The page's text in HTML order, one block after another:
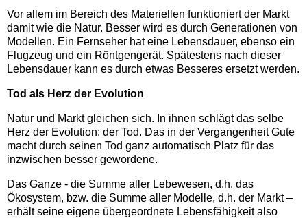
Vor allem im Bereich des Materiellen funktioniert der Markt
damit wie die Natur. Besser wird es durch Generationen von
Modellen. Ein Fernseher hat eine Lebensdauer, ebenso ein
Flugzeug und ein Röntgengerät. Spätestens nach dieser
Lebensdauer kann es durch etwas Besseres ersetzt werden.
Tod als Herz der Evolution
Natur und Markt gleichen sich. In ihnen schlägt das selbe
Herz der Evolution: der Tod. Das in der Vergangenheit Gute
macht durch seinen Tod ganz automatisch Platz für das
inzwischen besser gewordene.
Das Ganze - die Summe aller Lebewesen, d.h. das
Ökosystem, bzw. die Summe aller Modelle, d.h. der Markt –
erhält seine eigene übergeordnete Lebensfähigkeit also